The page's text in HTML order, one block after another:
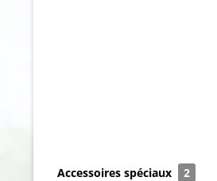
Accessoires spéciaux 2